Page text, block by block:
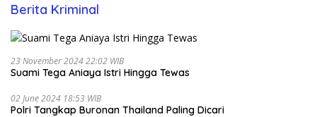
Berita Kriminal
23 November 2024 22:02 WIB
Suami Tega Aniaya Istri Hingga Tewas
02 June 2024 18:53 WIB
Polri Tangkap Buronan Thailand Paling Dicari